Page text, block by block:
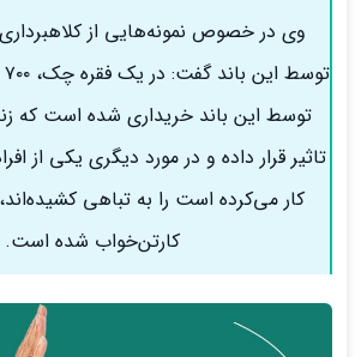
وی در خصوص نمونه‌هایی از
توسط این باند خریداری شده است که
تاثیر قرار داده و در مورد دیگری یکی از
کار می‌کرده است را به تباهی
کارتن‌خواب شده است.